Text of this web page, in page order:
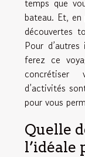
temps que
bateau. Et,
découvertes
Pour
ferez ce
concrétiser
d’activités
pour vous
Quelle
l’idéale